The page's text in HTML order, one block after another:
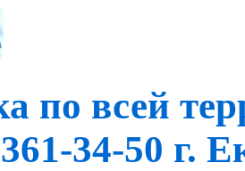
по всей
34-50 г.